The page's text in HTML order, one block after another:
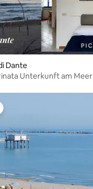
Dante
Unterkunft am Meer